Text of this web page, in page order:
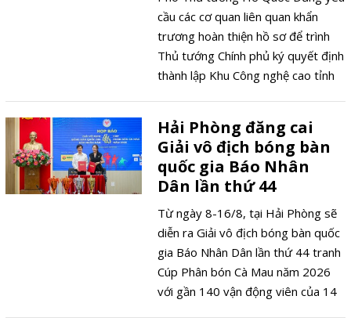
cầu các cơ quan liên quan khẩn
trương hoàn thiện hồ sơ để trình
Thủ tướng Chính phủ ký quyết định
thành lập Khu Công nghệ cao tỉnh
sáng tạo và công nghệ cao tại khu
vực phía Bắc.
Hải Phòng đăng cai
Giải vô địch bóng bàn
quốc gia Báo Nhân
Dân lần thứ 44
Từ ngày 8-16/8, tại Hải Phòng sẽ
diễn ra Giải vô địch bóng bàn quốc
gia Báo Nhân Dân lần thứ 44 tranh
Cúp Phân bón Cà Mau năm 2026
với gần 140 vận động viên của 14